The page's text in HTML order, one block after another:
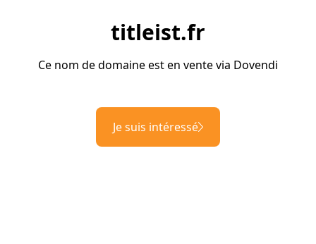
titleist.fr
Ce nom de domaine est en vente via Dovendi
Je suis intéressé